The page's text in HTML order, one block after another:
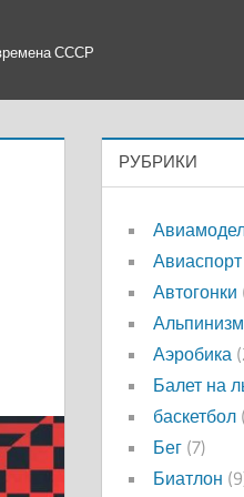
СССР
РУБРИКИ
Авиаспорт
Автогонки
Альпинизм
Аэробика
Балет на
баскетбол
Бег (7)
Биатлон